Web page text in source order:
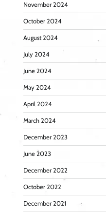
November 2024
October 2024
August 2024
July 2024
June 2024
May 2024
April 2024
March 2024
December 2023
June 2023
December 2022
October 2022
December 2021